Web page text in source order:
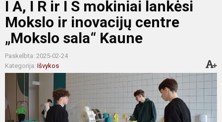
I A, I R ir I S mokiniai lankėsi
Mokslo ir inovacijų centre
„Mokslo sala“ Kaune
Paskelbta: 2025-02-24
Kategorija: Išvykos